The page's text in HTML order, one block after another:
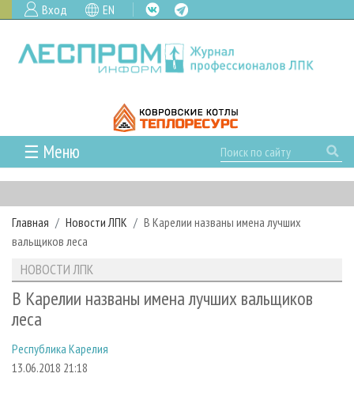
Вход EN
☰ Меню
ГЛАВНАЯ
РУБРИКИ И ТЕМЫ
РУБРИКИ ЖУРНАЛА
ЛЕСОЗАГОТОВКА
ЛЕСОПИЛЕНИЕ
СУШКА ДРЕВЕСИНЫ
НОВОСТИ
НОВОСТИ ЛПК
НОВОСТИ ЖУРНАЛА
ПРОЕКТЫ ЛПИ
АНАЛИТИКА
ПРЕДПРИЯТИЯ ЛПК
ПЕРСОНЫ
АРХИВ
АРХИВ ЖУРНАЛОВ
СТАТЬИ
О ЖУРНАЛЕ
ПОДПИСКА
КОНТАКТЫ
РЕКЛАМОДАТЕЛЯМ
РЕКЛАМА
Главная Новости ЛПК
В Карелии названы имена лучших
вальщиков леса
НОВОСТИ ЛПК
В Карелии названы имена лучших вальщиков
леса
Республика Карелия
13.06.2018 21:18